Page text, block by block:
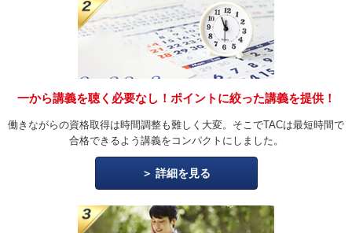
一から講義を聴く必要なし！ポイントに絞った講義を提供！
働きながらの資格取得は時間調整も難しく大変。そこでTACは最短時間で
合格できるよう講義をコンパクトにしました。
詳細を見る